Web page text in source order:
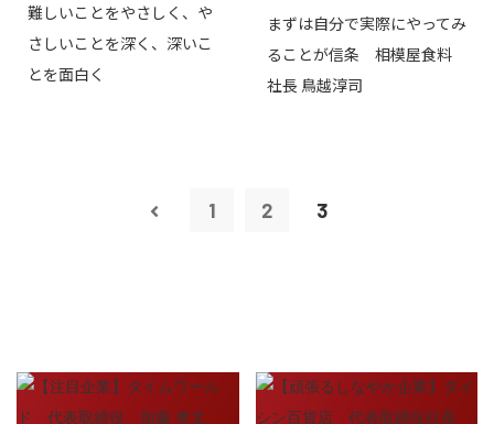
難しいことをやさしく、や
さしいことを深く、深いこ
とを面白く
まずは自分で実際にやってみ
ることが信条 相模屋食料
社長 鳥越淳司
1 2 3